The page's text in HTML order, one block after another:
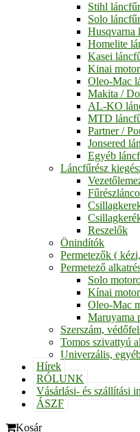
Stihl
Solo
Husqvarna
Homelite
Kasei
Kinai
Oleo-Mac
Makita /
AL-KO
MTD
Partner /
Jonsered
Egyéb
Láncfűrész
Reszelők
Önindítók
Permetezők (
Permetező
Solo
Kínai
Oleo-Mac
Maruyama
Szerszám,
Tomos szivattyú
Univerzális,
Hírek
RÓLUNK
Vásárlási- és szállítási
ÁSZF
Kosár